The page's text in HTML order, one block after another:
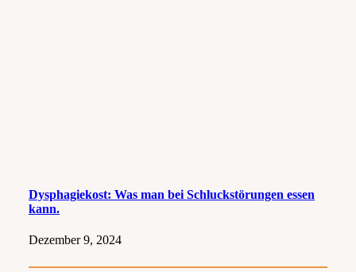
Dysphagiekost: Was man bei Schluckstörungen essen
kann.
Dezember 9, 2024